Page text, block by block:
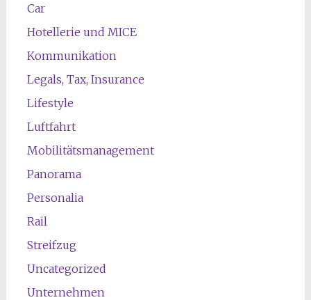
Car
Hotellerie und MICE
Kommunikation
Legals, Tax, Insurance
Lifestyle
Luftfahrt
Mobilitätsmanagement
Panorama
Personalia
Rail
Streifzug
Uncategorized
Unternehmen